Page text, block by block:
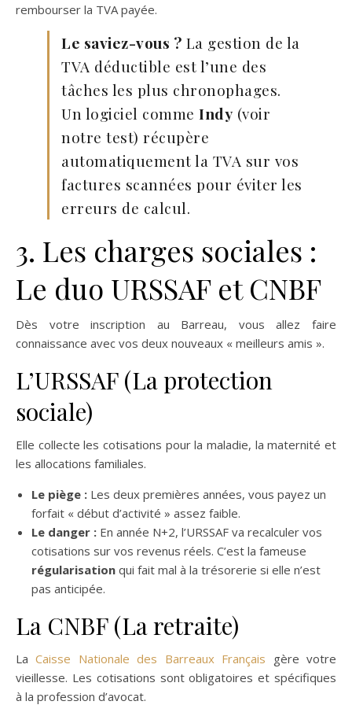
rembourser la TVA payée.
Le saviez-vous ? La gestion de la
TVA déductible est l’une des
tâches les plus chronophages.
Un logiciel comme Indy (voir
notre test) récupère
automatiquement la TVA sur vos
factures scannées pour éviter les
erreurs de calcul.
3. Les charges sociales :
Le duo URSSAF et CNBF
Dès votre inscription au Barreau, vous allez faire
connaissance avec vos deux nouveaux « meilleurs amis ».
L’URSSAF (La protection
sociale)
Elle collecte les cotisations pour la maladie, la maternité et
les allocations familiales.
Le piège : Les deux premières années, vous payez un
forfait « début d’activité » assez faible.
Le danger : En année N+2, l’URSSAF va recalculer vos
cotisations sur vos revenus réels. C’est la fameuse
régularisation qui fait mal à la trésorerie si elle n’est
pas anticipée.
La CNBF (La retraite)
LaCaisse Nationale des Barreaux Français gère votre
vieillesse. Les cotisations sont obligatoires et spécifiques
à la profession d’avocat.